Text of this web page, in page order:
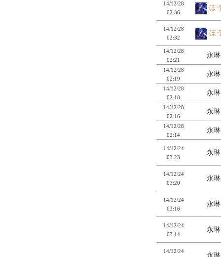
14/12/28
02:36
ほ
14/12/28
02:32
ほ
14/12/28
02:21
永
14/12/28
02:19
永
14/12/28
02:18
永
14/12/28
02:16
永
14/12/28
02:14
永
14/12/24
03:23
永
14/12/24
03:20
永
14/12/24
03:16
永
14/12/24
03:14
永
14/12/24
永